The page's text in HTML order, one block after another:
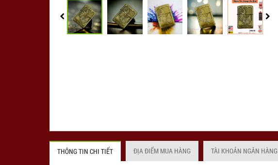
THÔNG TIN CHI TIẾT ĐỊA ĐIỂM MUA HÀNG TÀI KHOẢN NGÂN HÀNG